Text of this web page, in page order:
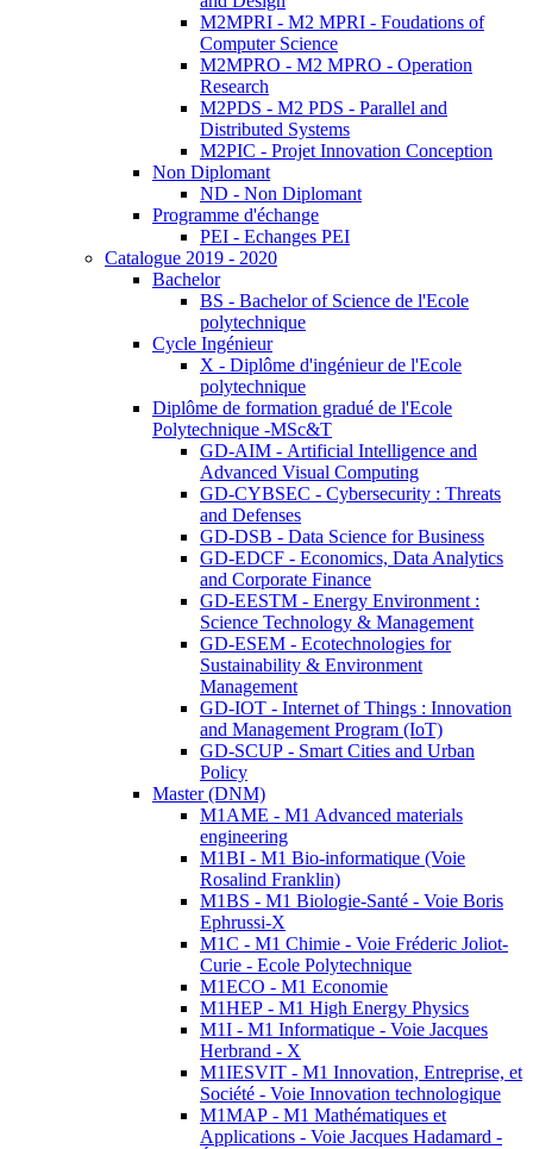
M2MPRI - M2 MPRI - Foudations of
Computer Science
M2MPRO - M2 MPRO - Operation
Research
M2PDS - M2 PDS - Parallel and
Distributed Systems
M2PIC - Projet Innovation Conception
Non Diplomant
ND - Non Diplomant
Programme d'échange
PEI - Echanges PEI
Catalogue 2019 - 2020
Bachelor
BS - Bachelor of Science de l'Ecole
polytechnique
Cycle Ingénieur
X - Diplôme d'ingénieur de l'Ecole
polytechnique
Diplôme de formation gradué de l'Ecole
Polytechnique -MSc&T
GD-AIM - Artificial Intelligence and
Advanced Visual Computing
GD-CYBSEC - Cybersecurity : Threats
and Defenses
GD-DSB - Data Science for Business
GD-EDCF - Economics, Data Analytics
and Corporate Finance
GD-EESTM - Energy Environment :
Science Technology & Management
GD-ESEM - Ecotechnologies for
Sustainability & Environment
Management
GD-IOT - Internet of Things : Innovation
and Management Program (IoT)
GD-SCUP - Smart Cities and Urban
Policy
Master (DNM)
M1AME - M1 Advanced materials
engineering
M1BI - M1 Bio-informatique (Voie
Rosalind Franklin)
M1BS - M1 Biologie-Santé - Voie Boris
Ephrussi-X
M1C - M1 Chimie - Voie Fréderic Joliot-
Curie - Ecole Polytechnique
M1ECO - M1 Economie
M1HEP - M1 High Energy Physics
M1I - M1 Informatique - Voie Jacques
Herbrand - X
M1IESVIT - M1 Innovation, Entreprise, et
Société - Voie Innovation technologique
M1MAP - M1 Mathématiques et
Applications - Voie Jacques Hadamard -